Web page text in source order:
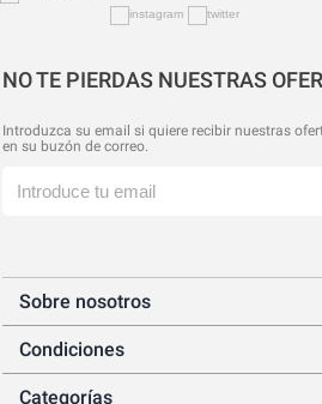
NO TE PIERDAS NUESTRAS
Introduzca su email si quiere recibir nuestras
en su buzón de correo.
Sobre nosotros
Condiciones
Categorías